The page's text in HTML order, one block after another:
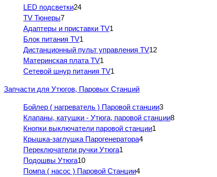
LED подсветки24
TV Тюнеры7
Адаптеры и приставки TV1
Блок питания TV1
Дистанционный пульт управления TV12
Материнская плата TV1
Сетевой шнур питания TV1
Запчасти для Утюгов, Паровых Станций
Бойлер ( нагреватель ) Паровой станции3
Клапаны, катушки - Утюга, паровой станции8
Кнопки выключатели паровой станции1
Крышка-заглушка Парогенератора4
Переключатели ручки Утюга1
Подошвы Утюга10
Помпа ( насос ) Паровой Станции4